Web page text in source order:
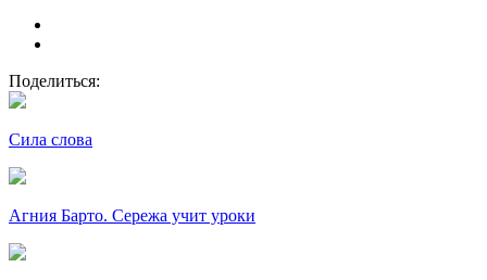
Поделиться:
Сила слова
Агния Барто. Сережа учит уроки